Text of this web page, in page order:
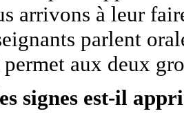
arrivons à leur
parlent
aux deux
signes est-il